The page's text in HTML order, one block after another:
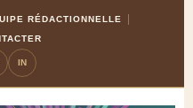
RÉDACTIONNELLE
IN